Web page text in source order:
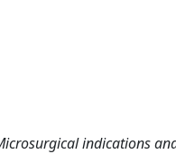
indications